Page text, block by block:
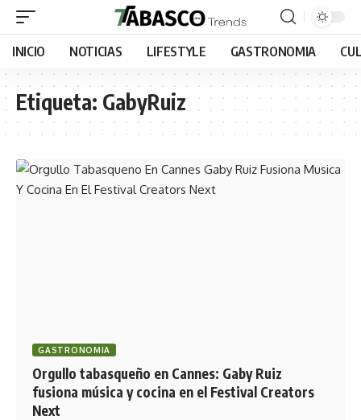
INICIO NOTICIAS LIFESTYLE GASTRONOMIA
Etiqueta:GabyRuiz
GASTRONOMIA
Orgullo tabasqueño en Cannes: Gaby Ruiz
fusiona música y cocina en el Festival Creators
Next